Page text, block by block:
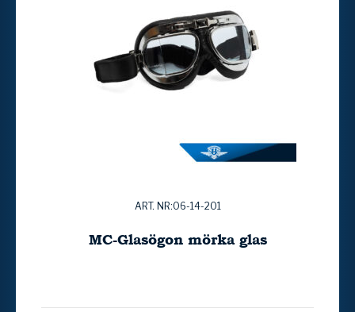
ART. NR:06-14-201
MC-Glasögon mörka glas